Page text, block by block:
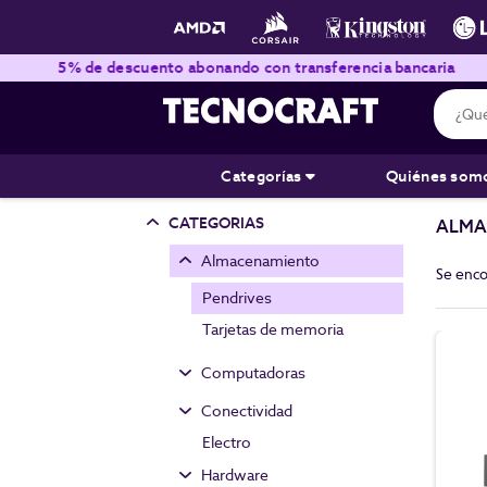
Categorías Quiénes
de descuento abonando con transferencia bancaria
CATEGORIAS
Almacenamiento
Pendrives
Tarjetas de memoria
Computadoras
Mini PC
PC
Conectividad
Accesorios Bluetooth
Electro
Hardware
Se